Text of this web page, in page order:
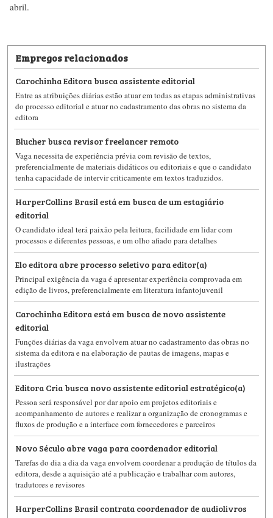
abril.
Empregos relacionados
Carochinha Editora busca assistente editorial
Entre as atribuições diárias estão atuar em todas as etapas administrativas
do processo editorial e atuar no cadastramento das obras no sistema da
editora
Blucher busca revisor freelancer remoto
Vaga necessita de experiência prévia com revisão de textos,
preferencialmente de materiais didáticos ou editoriais e que o candidato
tenha capacidade de intervir criticamente em textos traduzidos.
HarperCollins Brasil está em busca de um estagiário
editorial
O candidato ideal terá paixão pela leitura, facilidade em lidar com
processos e diferentes pessoas, e um olho afiado para detalhes
Elo editora abre processo seletivo para editor(a)
Principal exigência da vaga é apresentar experiência comprovada em
edição de livros, preferencialmente em literatura infantojuvenil
Carochinha Editora está em busca de novo assistente
editorial
Funções diárias da vaga envolvem atuar no cadastramento das obras no
sistema da editora e na elaboração de pautas de imagens, mapas e
ilustrações
Editora Cria busca novo assistente editorial estratégico(a)
Pessoa será responsável por dar apoio em projetos editoriais e
acompanhamento de autores e realizar a organização de cronogramas e
fluxos de produção e a interface com fornecedores e parceiros
Novo Século abre vaga para coordenador editorial
Tarefas do dia a dia da vaga envolvem coordenar a produção de títulos da
editora, desde a aquisição até a publicação e trabalhar com autores,
tradutores e revisores
HarperCollins Brasil contrata coordenador de audiolivros